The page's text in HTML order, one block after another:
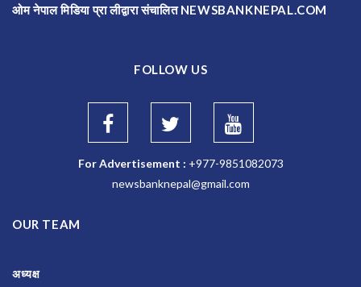
ओम नेपाल मिडिया प्रा लीद्वारा संचालित NEWSBANKNEPAL.COM
FOLLOW US
For Advertisement : +977-9851082073
newsbanknepal@gmail.com
OUR TEAM
अध्यक्ष